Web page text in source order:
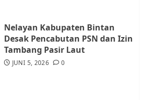
Warga Rempang Ajukan
Audiensi dengan Wali Kota
Nelayan Kabupaten Bintan
Desak Pencabutan PSN dan Izin
Tambang Pasir Laut
JUNI 5, 2026 0